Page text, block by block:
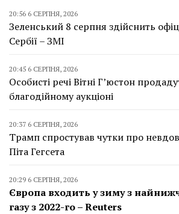
20:56 6 СЕРПНЯ, 2026
Зеленський 8 серпня здійснить
Сербії – ЗМІ
20:45 6 СЕРПНЯ, 2026
Особисті речі Вітні Г’юстон
благодійному аукціоні
20:37 6 СЕРПНЯ, 2026
Трамп спростував чутки про
Піта Гегсета
20:29 6 СЕРПНЯ, 2026
Європа входить у зиму з
газу з 2022-го – Reuters